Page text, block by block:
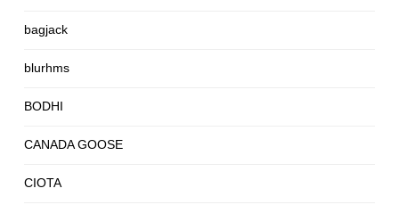
bagjack
blurhms
BODHI
CANADA GOOSE
CIOTA